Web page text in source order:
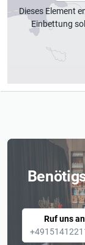
Dieses Element
Einbettung
Ruf uns an